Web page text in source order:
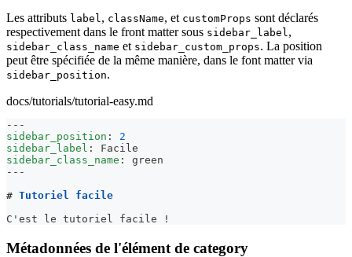
Les attributs label, className, et customProps sont déclarés
respectivement dans le front matter sous sidebar_label,
sidebar_class_name et sidebar_custom_props. La position
peut être spécifiée de la même manière, dans le font matter via
sidebar_position.
docs/tutorials/tutorial-easy.md
---
sidebar_position :
2
sidebar_label :
Facile
sidebar_class_name :
green
---
# Tutoriel facile
C'est le tutoriel facile !
Métadonnées de l'élément de category